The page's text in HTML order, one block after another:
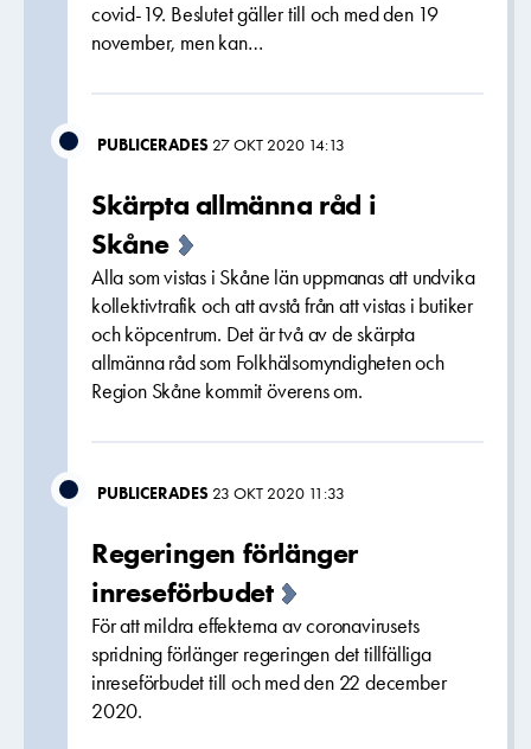
covid-19. Beslutet gäller till och med den 19
november, men kan…
PUBLICERADES 27 OKT 2020 14:13
Skärpta allmänna råd i
Skåne
Alla som vistas i Skåne län uppmanas att undvika
kollektivtrafik och att avstå från att vistas i butiker
och köpcentrum. Det är två av de skärpta
allmänna råd som Folkhälsomyndigheten och
Region Skåne kommit överens om.
PUBLICERADES 23 OKT 2020 11:33
Regeringen förlänger
inreseförbudet
För att mildra effekterna av coronavirusets
spridning förlänger regeringen det tillfälliga
inreseförbudet till och med den 22 december
2020.